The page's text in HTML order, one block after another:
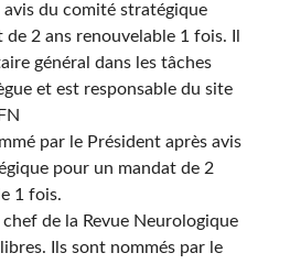
avis du comité stratégique
2 ans renouvelable 1 fois. Il
général dans les tâches
et est responsable du site
par le Président après avis
pour un mandat de 2
1 fois.
chef de la Revue Neurologique
Ils sont nommés par le